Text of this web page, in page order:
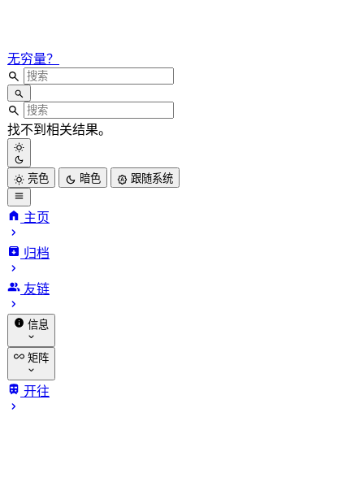
无穷量？
找不到相关结果。
亮色 暗色 跟随系统
主页
归档
友链
信息
关于我
赞助
矩阵
免费作文批改
开往
归档